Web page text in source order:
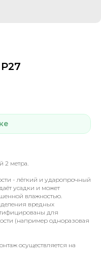
2 метра.
- лёгкий и ударопрочный
усадки и может
влажностью.
вредных
для
(например одноразовая
осуществляется на